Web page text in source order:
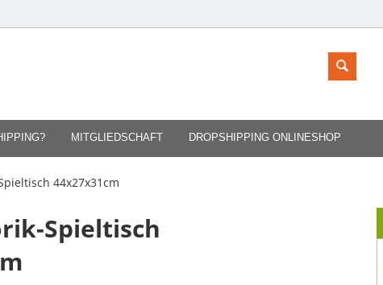
MITGLIEDSCHAFT DROPSHIPPING ONLINESHOP
44x27x31cm
Spieltisch